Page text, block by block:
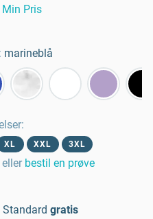
Min Pris
marineblå
:
XL XXL 3XL
eller bestil en prøve
Standard gratis